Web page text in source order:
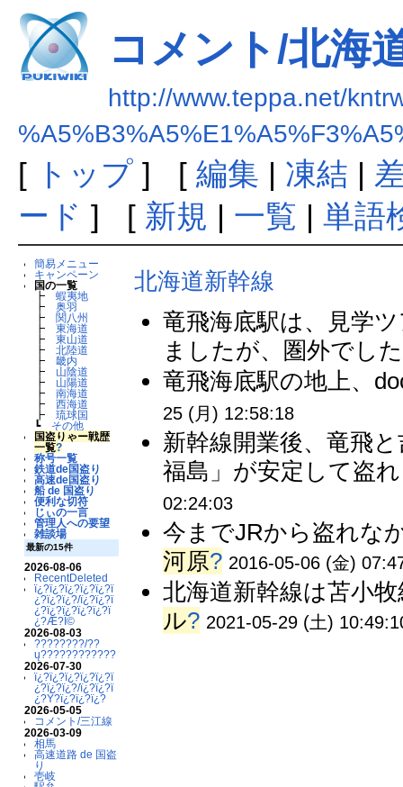
コメント/北海
http://www.teppa.net/
[ トップ] [ 編集 | 凍結 |
ード ] [ 新規 | 一覧 | 単語
簡易メニュー
キャンペーン
国の一覧
┣蝦夷地
┣奥羽
┣ 関八州
┣東海道
┣東山道
┣北陸道
┣畿内
┣ 山陰道
┣ 山陽道
┣南海道
┣西海道
┣琉球国
┗ その他
国盗りゃー戦歴
一覧?
称号一覧
鉄道de国盗り
高速de国盗り
船 de 国盗り
便利な切符
じぃの一言
管理人への要望
雑談場
最新の15件
2026-08-06
RecentDeleted
ï¿?ï¿?ï¿?ï¿?ï¿?ï
¿?ï¿?ï¿?/ï¿?ï¿?ï
¿?ï¿?ï¿?ï¿?ï¿?ï
¿?Æ?Ï©
2026-08-03
????????/??
ų????????????
2026-07-30
ï¿?ï¿?ï¿?ï¿?ï¿?ï
¿?ï¿?ï¿?/ï¿?ï¿?ï
¿?Ý?ï¿?ï¿?ï¿?
2026-05-05
コメント/三江線
2026-03-09
相馬
高速道路 de 国盗
り
壱岐
北海道新幹線
竜飛海底駅は、見学
ましたが、圏外でし
竜飛海底駅の地上、
25 (月) 12:58:18
新幹線開業後、竜飛
福島」が安定して盗
02:24:03
今までJRから盗れな
河原? 2016-05-06 (金)
北海道新幹線は苫小
ル? 2021-05-29 (土)